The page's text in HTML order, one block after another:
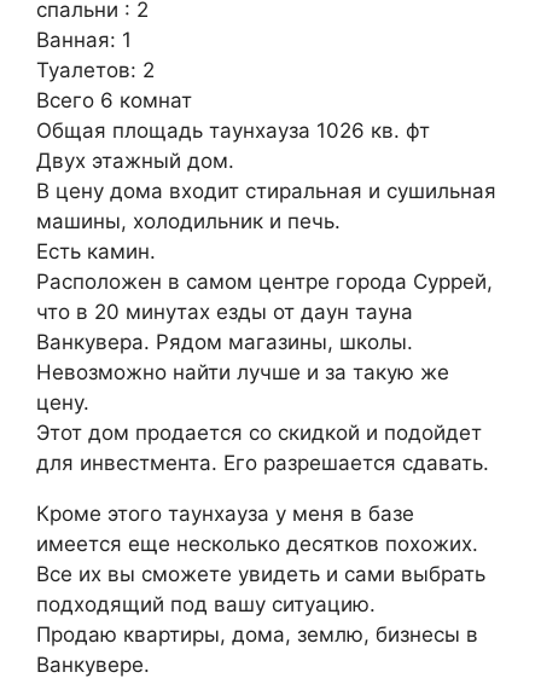
спальни : 2
Ванная: 1
Туалетов: 2
Всего 6 комнат
Общая площадь таунхауза 1026 кв. фт
Двух этажный дом.
В цену дома входит стиральная и сушильная
машины, холодильник и печь.
Есть камин.
Расположен в самом центре города Суррей,
что в 20 минутах езды от даун тауна
Ванкувера. Рядом магазины, школы.
Невозможно найти лучше и за такую же
цену.
Этот дом продается со скидкой и подойдет
для инвестмента. Его разрешается сдавать.
Кроме этого таунхауза у меня в базе
имеется еще несколько десятков похожих.
Все их вы сможете увидеть и сами выбрать
подходящий под вашу ситуацию.
Продаю квартиры, дома, землю, бизнесы в
Ванкувере.